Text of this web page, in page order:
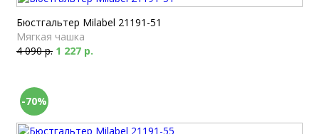
Бюстгальтер Milabel 21191-51
Мягкая чашка
4 090 р. 1 227 р.
-70%